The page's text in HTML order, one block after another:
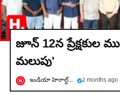
జూన్ 12న ప్రేక్షకుల
మలుపు'
ఇండియా హెరాల్డ్ గ్రూప్ 2 months ago